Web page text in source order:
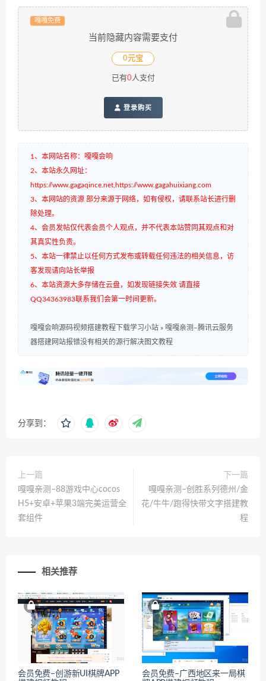
嘎嘎免费
当前隐藏内容需要支付
0元宝
已有0人支付
登录购买
1、本网站名称：嘎嘎会响
2、本站永久网址：
https://www.gagaqince.net,https://www.gagahuixiang.com
3、本网站的资源 部分来源于网络，如有侵权，请联系站长进行删
除处理。
4、会员发帖仅代表会员个人观点，并不代表本站赞同其观点和对
其真实性负责。
5、本站一律禁止以任何方式发布或转载任何违法的相关信息，访
客发现请向站长举报
6、本站资源大多存储在云盘，如发现链接失效 请直接
QQ34363983联系我们会第一时间更新。
嘎嘎会响源码视频搭建教程下载学习小站 » 嘎嘎亲测–腾讯云服务
器搭建网站报错没有相关的源行解决图文教程
分享到：
上一篇
嘎嘎亲测–88游戏中心cocos
H5+安卓+苹果3端完美运营全
套组件
下一篇
嘎嘎亲测–创胜系列德州/金
花/牛牛/跑得快带文字搭建教
程
相关推荐
会员免费–创游新UI棋牌APP
会员免费–广西地区来一局棋